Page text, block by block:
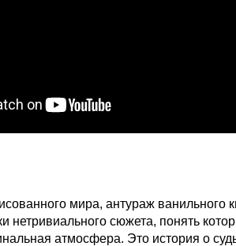
мира, антураж ванильного
нетривиального сюжета, понять
атмосфера. Это история о